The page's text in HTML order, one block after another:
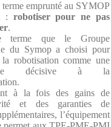
emprunté au SYMOP
: robotiser pour ne pas
.
terme que le Groupe
du Symop a choisi pour
robotisation comme une
décisive à la
à la fois des gains de
et des garanties de
l’équipement